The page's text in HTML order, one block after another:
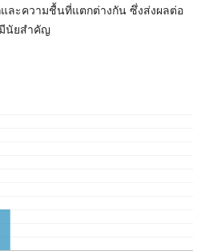
ละความชื้นที่แตกต่างกัน ซึ่งส่งผลต่อ
นัยสำคัญ